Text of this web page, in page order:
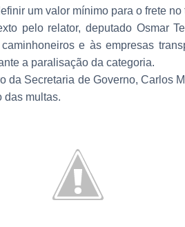
um valor mínimo para o frete
pelo relator, deputado Osmar
e às empresas
a paralisação da categoria.
da Secretaria de Governo, Carlos
das multas.